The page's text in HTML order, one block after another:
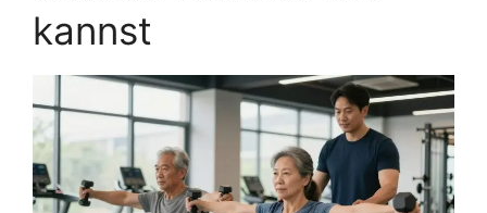
kannst